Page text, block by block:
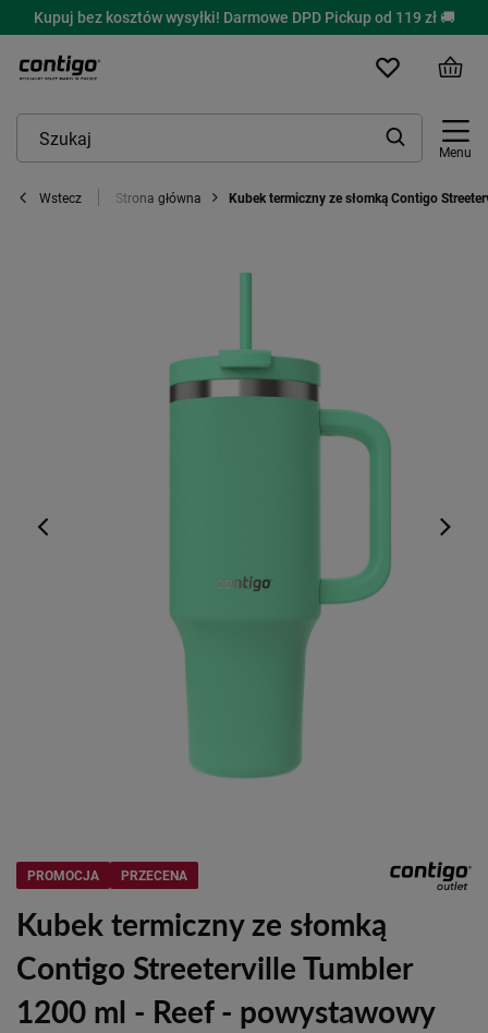
Kupuj bez kosztów wysyłki! Darmowe DPD Pickup od 119 zł 🚚
Menu
Wstecz Strona główna Kubek termiczny ze słomką Contigo
PROMOCJA PRZECENA
Kubek termiczny ze słomką
Contigo Streeterville Tumbler
1200 ml - Reef - powystawowy